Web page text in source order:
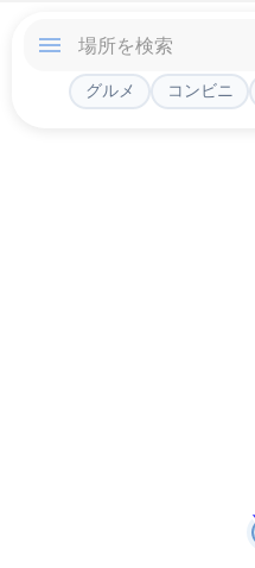
グルメ コンビニ